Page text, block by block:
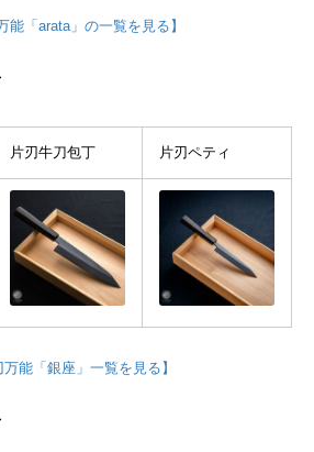
能「arata」の一覧を見る】
片刃牛刀包丁 片刃ペティ
万能「銀座」一覧を見る】